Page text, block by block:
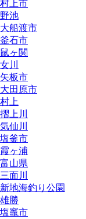
村上市
野池
大船渡市
釜石市
鼠ヶ関
女川
矢板市
大田原市
村上
摺上川
気仙川
塩釜市
霞ヶ浦
富山県
三面川
新地海釣り公園
雄勝
塩竈市